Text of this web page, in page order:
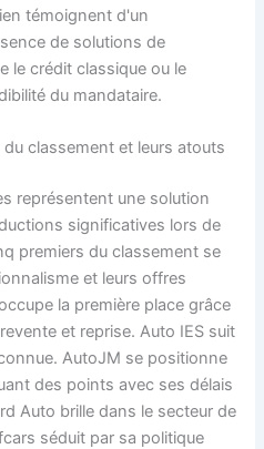
témoignent d'un
de solutions de
le crédit classique ou le
du mandataire.
classement et leurs atouts
représentent une solution
significatives lors de
premiers du classement se
et leurs offres
la première place grâce
et reprise. Auto IES suit
AutoJM se positionne
des points avec ses délais
Auto brille dans le secteur de
séduit par sa politique